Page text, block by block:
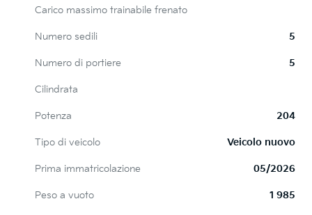
Carico massimo trainabile frenato
Numero sedili 5
Numero di portiere 5
Cilindrata
Potenza 204
Tipo di veicolo Veicolo nuovo
Prima immatricolazione 05/2026
Peso a vuoto 1 985